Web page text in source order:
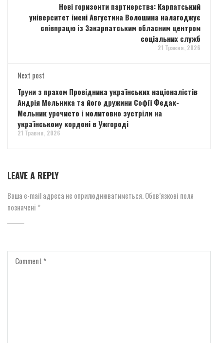
Нові горизонти партнерства: Карпатський
університет імені Августина Волошина налагоджує
співпрацю із Закарпатським обласним центром
соціальних служб
21 Травня, 2026
Next post
Труни з прахом Провідника українських націоналістів
Андрія Мельника та його дружини Софії Федак-
Мельник урочисто і молитовно зустріли на
українському кордоні в Ужгороді
21 Травня, 2026
LEAVE A REPLY
Ваша e-mail адреса не оприлюднюватиметься. Обов’язкові поля
позначені *